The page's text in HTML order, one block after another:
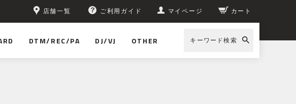
店舗一覧 ご利用ガイド マイページ カート
DTM/REC/PA DJ/VJ OTHER キーワード検索